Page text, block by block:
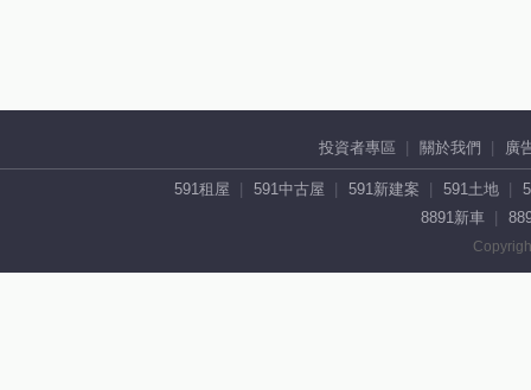
投資者專區 關於我們 廣
591租屋 591中古屋 591新建案 591土地
8891新車